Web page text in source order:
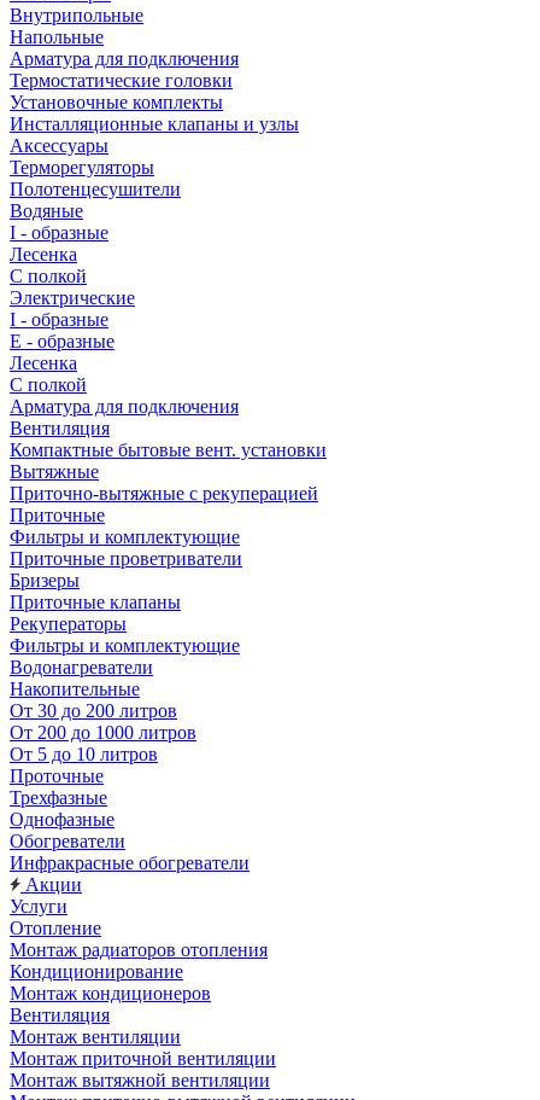
Внутрипольные
Напольные
Арматура для подключения
Термостатические головки
Установочные комплекты
Инсталляционные клапаны и узлы
Аксессуары
Терморегуляторы
Полотенцесушители
Водяные
I - образные
Лесенка
С полкой
Электрические
I - образные
E - образные
Лесенка
С полкой
Арматура для подключения
Вентиляция
Компактные бытовые вент. установки
Вытяжные
Приточно-вытяжные с рекуперацией
Приточные
Фильтры и комплектующие
Приточные проветриватели
Бризеры
Приточные клапаны
Рекуператоры
Фильтры и комплектующие
Водонагреватели
Накопительные
От 30 до 200 литров
От 200 до 1000 литров
От 5 до 10 литров
Проточные
Трехфазные
Однофазные
Обогреватели
Инфракрасные обогреватели
Акции
Услуги
Отопление
Монтаж радиаторов отопления
Кондиционирование
Монтаж кондиционеров
Вентиляция
Монтаж вентиляции
Монтаж приточной вентиляции
Монтаж вытяжной вентиляции